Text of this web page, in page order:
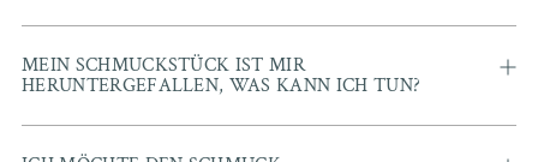
MEIN SCHMUCKSTÜCK IST MIR
HERUNTERGEFALLEN, WAS KANN ICH TUN?